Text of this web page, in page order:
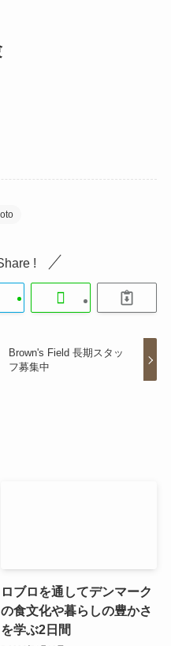
!
Brown's Field 長期スタッ
フ募集中
ロブロを通してデンマーク
の食文化や暮らしの豊かさ
を学ぶ2日間